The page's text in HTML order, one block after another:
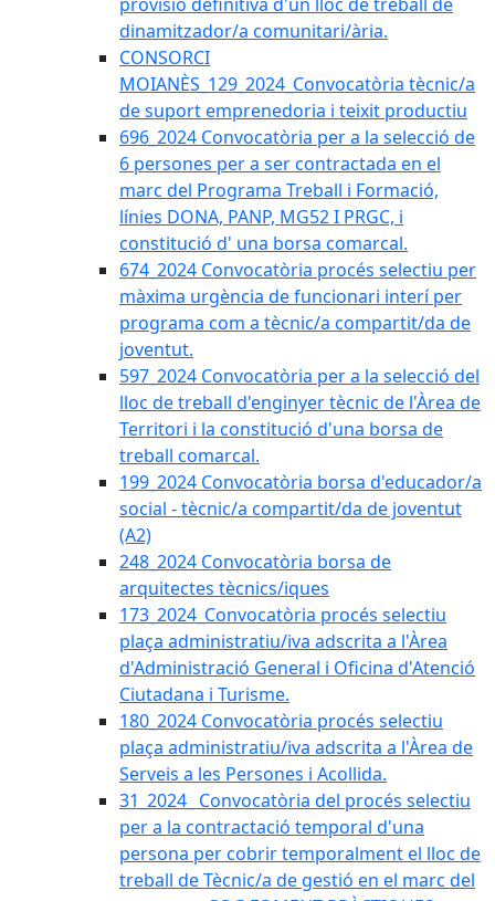
dinamitzador/a comunitari/ària.
CONSORCI
MOIANÈS_129_2024_Convocatòria tècnic/a
de suport emprenedoria i teixit productiu
696_2024 Convocatòria per a la selecció de
6 persones per a ser contractada en el
marc del Programa Treball i Formació,
línies DONA, PANP, MG52 I PRGC, i
constitució d' una borsa comarcal.
674_2024 Convocatòria procés selectiu per
màxima urgència de funcionari interí per
programa com a tècnic/a compartit/da de
joventut.
597_2024 Convocatòria per a la selecció del
lloc de treball d'enginyer tècnic de l'Àrea de
Territori i la constitució d'una borsa de
treball comarcal.
199_2024 Convocatòria borsa d'educador/a
social - tècnic/a compartit/da de joventut
(A2)
248_2024 Convocatòria borsa de
arquitectes tècnics/iques
173_2024_Convocatòria procés selectiu
plaça administratiu/iva adscrita a l'Àrea
d'Administració General i Oficina d'Atenció
Ciutadana i Turisme.
180_2024 Convocatòria procés selectiu
plaça administratiu/iva adscrita a l'Àrea de
Serveis a les Persones i Acollida.
31_2024_ Convocatòria del procés selectiu
per a la contractació temporal d'una
persona per cobrir temporalment el lloc de
treball de Tècnic/a de gestió en el marc del